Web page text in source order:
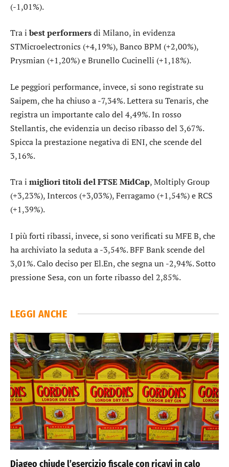
(-1,01%).
Tra ibest performersdi Milano, in evidenza
STMicroelectronics (+4,19%),Banco BPM (+2,00%),
Prysmian (+1,20%) eBrunello Cucinelli (+1,18%).
Le peggiori performance, invece, si sono registrate su
Saipem, che ha chiuso a -7,34%. Lettera suTenaris, che
registra un importante calo del 4,49%. In rosso
Stellantis, che evidenzia un deciso ribasso del 3,67%.
Spicca la prestazione negativa di ENI, che scende del
3,16%.
Tra i migliori titoli del FTSE MidCap,Moltiply Group
(+3,23%),Intercos (+3,03%),Ferragamo (+1,54%) eRCS
(+1,39%).
I più forti ribassi, invece, si sono verificati suMFE B, che
ha archiviato la seduta a -3,54%.BFF Bankscende del
3,01%. Calo deciso perEl.En, che segna un -2,94%. Sotto
pressione Sesa, con un forte ribasso del 2,85%.
LEGGI ANCHE
Diageo chiude l’esercizio fiscale con ricavi in calo